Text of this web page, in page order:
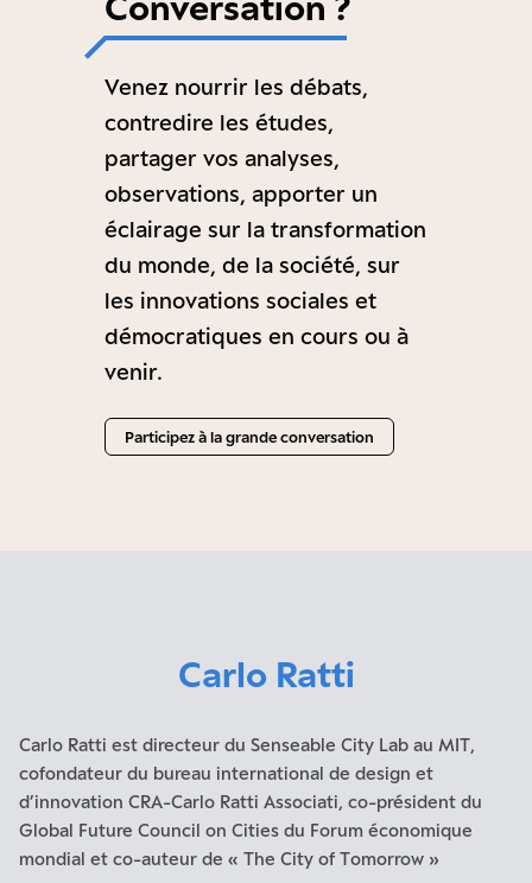
Venez nourrir les débats,
contredire les études,
partager vos analyses,
observations, apporter un
éclairage sur la transformation
du monde, de la société, sur
les innovations sociales et
démocratiques en cours ou à
venir.
Participez à la grande conversation
Carlo Ratti
Carlo Ratti est directeur du Senseable City Lab au MIT,
cofondateur du bureau international de design et
d’innovation CRA-Carlo Ratti Associati, co-président du
Global Future Council on Cities du Forum économique
mondial et co-auteur de « The City of Tomorrow »